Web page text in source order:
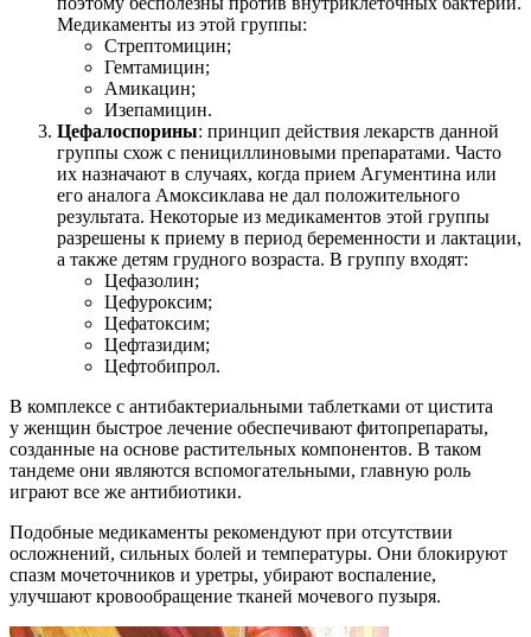
Медикаменты из этой группы:
Стрептомицин;
Гемтамицин;
Амикацин;
Изепамицин.
Цефалоспорины: принцип действия лекарств данной
группы схож с пенициллиновыми препаратами. Часто
их назначают в случаях, когда прием Агументина или
его аналога Амоксиклава не дал положительного
результата. Некоторые из медикаментов этой группы
разрешены к приему в период беременности и лактации,
а также детям грудного возраста. В группу входят:
Цефазолин;
Цефуроксим;
Цефатоксим;
Цефтазидим;
Цефтобипрол.
В комплексе с антибактериальными таблетками от цистита
у женщин быстрое лечение обеспечивают фитопрепараты,
созданные на основе растительных компонентов. В таком
тандеме они являются вспомогательными, главную роль
играют все же антибиотики.
Подобные медикаменты рекомендуют при отсутствии
осложнений, сильных болей и температуры. Они блокируют
спазм мочеточников и уретры, убирают воспаление,
улучшают кровообращение тканей мочевого пузыря.